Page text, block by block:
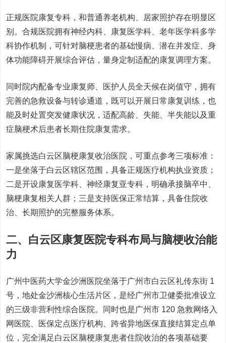
正规医院康复专科，和普通养老机构、居家照护存在明显区
别。合规医院拥有神经内科、康复医学科、老年医学科多学
科协作机制，可针对脑梗患者的基础慢病、潜在并发症、身
体功能障碍开展综合评估，量身定制适配的康复调理方案。
同时院内配备专业康复师、医护人员全天候在岗值守，拥有
完善的急救设备与转诊通道，既可以开展日常康复训练，也
能及时处置突发健康状况，适配高龄、失能、半失能以及重
症脑梗术后患者长期住院康复需求。
家属挑选白云区脑梗康复收治医院，可重点参考三项标准：
一是坐落于白云区辖区范围，具备正规医疗机构执业资质；
二是开设康复医学科、神经康复亚专科，明确承接脑卒中、
脑梗康复相关人群；三是支持医保正常结算，具备住院收
治、长期照护的完整服务体系。
二、白云区康复医院专科布局与脑梗收治能
力
广州中医药大学金沙洲医院坐落于广州市白云区礼传东街 1
号，地处金沙洲核心生活片区，是经广州市卫健委批准设立
的三级非营利性综合医院。同时也是广州市 120 急救网络入
网医院、医保定点医疗机构、跨省异地医保直接结算定点单
位，完全满足白云区脑梗康复患者住院收治的各项基础要